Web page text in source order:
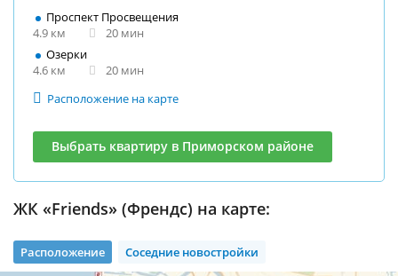
Проспект Просвещения
4.9 км
20 мин
Озерки
4.6 км
20 мин
Расположение на карте
Выбрать квартиру в Приморском районе
ЖК «Friends» (Френдс) на карте:
Расположение Соседние новостройки